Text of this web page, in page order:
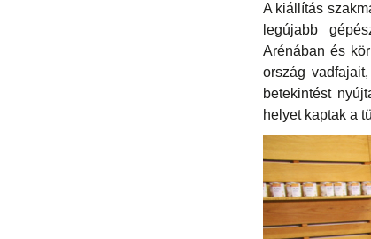
A kiállítás
legújabb
Arénában és
ország
betekintést
helyet kaptak a